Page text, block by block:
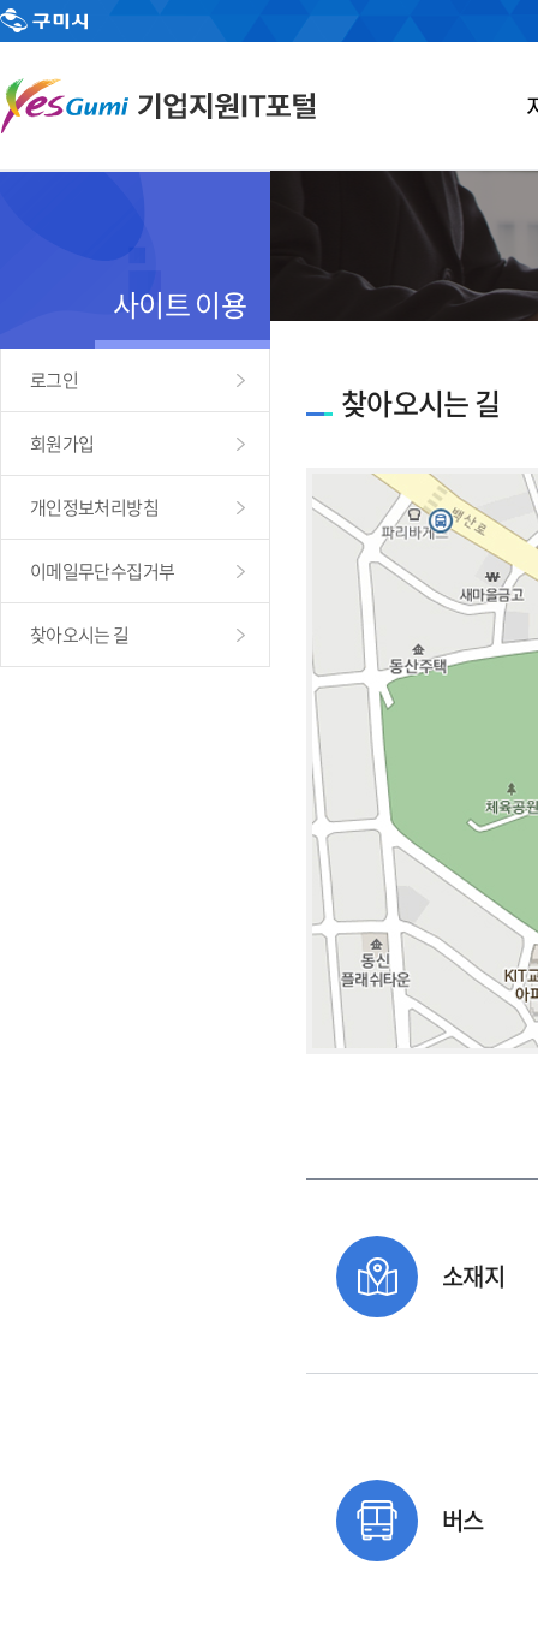
사이트 이용
로그인
회원가입
개인정보처리방침
이메일무단수집거부
찾아오시는 길
찾아오시는 길
소재지
버스